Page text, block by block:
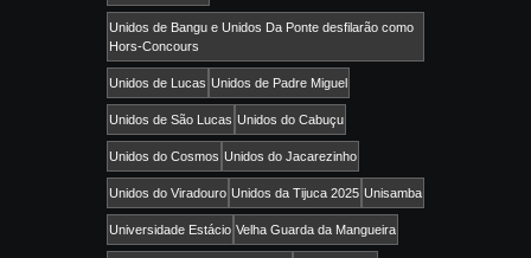
Unidos de Bangu e Unidos Da Ponte desfilarão como
Hors-Concours
Unidos de Lucas Unidos de Padre Miguel
Unidos de São Lucas Unidos do Cabuçu
Unidos do Cosmos Unidos do Jacarezinho
Unidos do Viradouro Unidos da Tijuca 2025 Unisamba
Universidade Estácio Velha Guarda da Mangueira